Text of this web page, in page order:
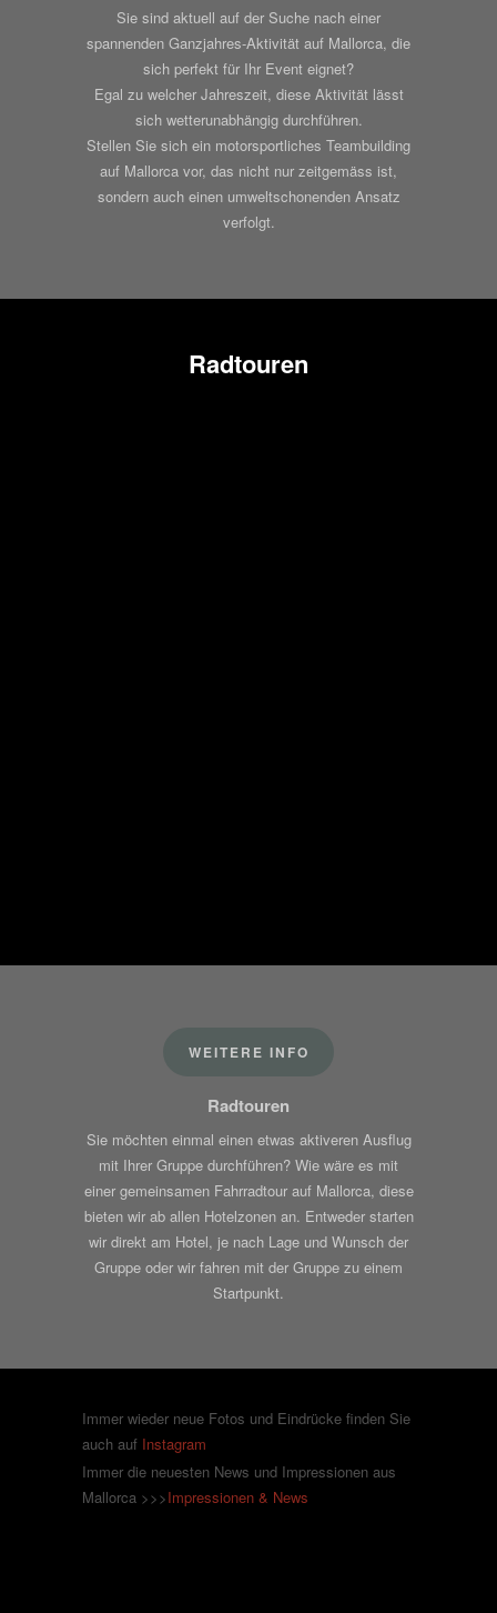
Sie sind aktuell auf der Suche nach einer
spannenden Ganzjahres-Aktivität auf Mallorca, die
sich perfekt für Ihr Event eignet?
Egal zu welcher Jahreszeit, diese Aktivität lässt
sich wetterunabhängig durchführen.
Stellen Sie sich ein motorsportliches Teambuilding
auf Mallorca vor, das nicht nur zeitgemäss ist,
sondern auch einen umweltschonenden Ansatz
verfolgt.
Radtouren
WEITERE INFO
Radtouren
Sie möchten einmal einen etwas aktiveren Ausflug
mit Ihrer Gruppe durchführen? Wie wäre es mit
einer gemeinsamen Fahrradtour auf Mallorca, diese
bieten wir ab allen Hotelzonen an. Entweder starten
wir direkt am Hotel, je nach Lage und Wunsch der
Gruppe oder wir fahren mit der Gruppe zu einem
Startpunkt.
Immer wieder neue Fotos und Eindrücke finden Sie
auch auf Instagram
Immer die neuesten News und Impressionen aus
Mallorca >>>Impressionen & News